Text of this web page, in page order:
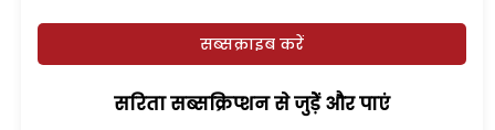
सब्सक्राइब करें
सरिता सब्सक्रिप्शन से जुड़ेें और पाएं